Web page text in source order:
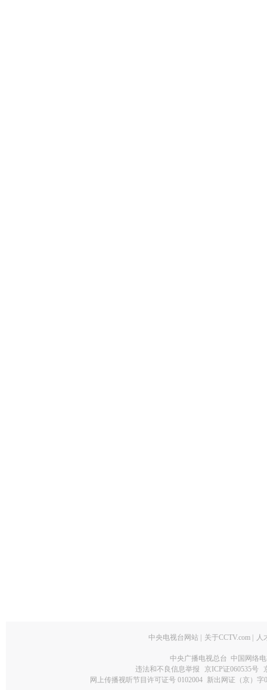
中央电视台网站 关于CCTV.com 人
中央广播电视总台 中国网络
违法和不良信息举报
京ICP证060535号
网上传播视听节目许可证号 0102004 新出网证（京）